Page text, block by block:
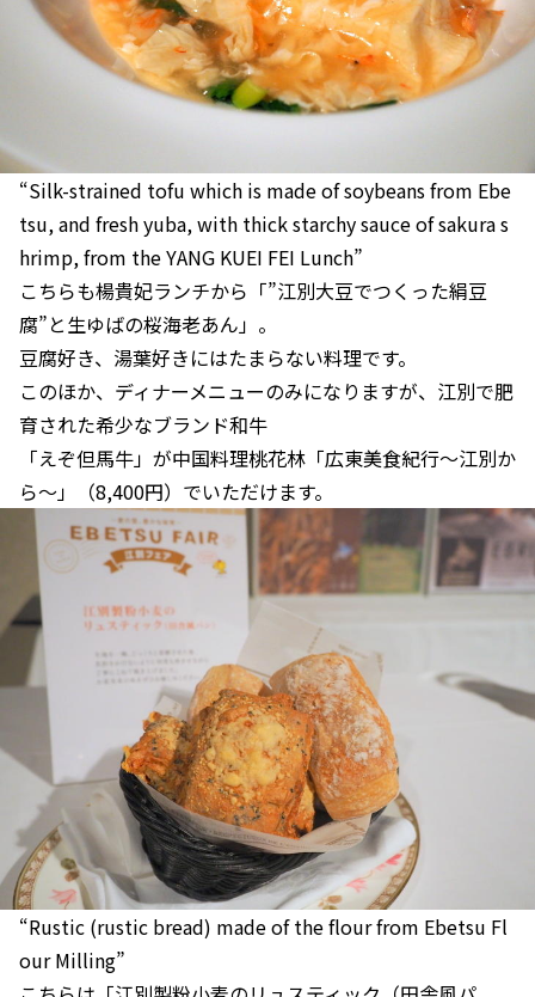
“Silk-strained tofu which is made of soybeans from Ebe
tsu, and fresh yuba, with thick starchy sauce of sakura s
hrimp, from the YANG KUEI FEI Lunch”
こちらも楊貴妃ランチから「”江別大豆でつくった絹豆
腐”と生ゆばの桜海老あん」。
豆腐好き、湯葉好きにはたまらない料理です。
このほか、ディナーメニューのみになりますが、江別で肥
育された希少なブランド和牛
「えぞ但馬牛」が中国料理桃花林「広東美食紀行～江別か
ら～」（8,400円）でいただけます。
“Rustic (rustic bread) made of the flour from Ebetsu Fl
our Milling”